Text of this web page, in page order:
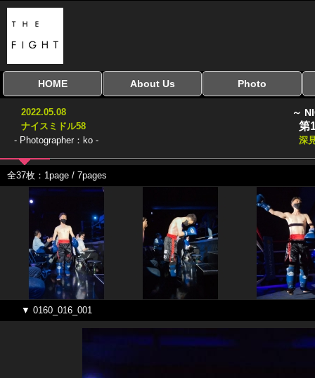
HOME
全興行を表示
ナイスミドル
アマチュアキック
協議会
全日本学生キック
建武館キッズ大会
Bigbang
おやじファイト
About Us Photo
2022.05.08
ナイスミドル58
- Photographer：ko -
～
第
深
全37枚：1page / 7pages
▼ 0160_016_001